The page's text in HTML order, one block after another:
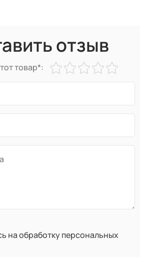
отзыв
товар*:
на обработку персональных